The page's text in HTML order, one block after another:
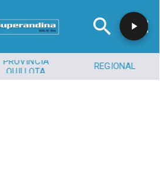
PROVINCIA
QUILLOTA
REGIONAL